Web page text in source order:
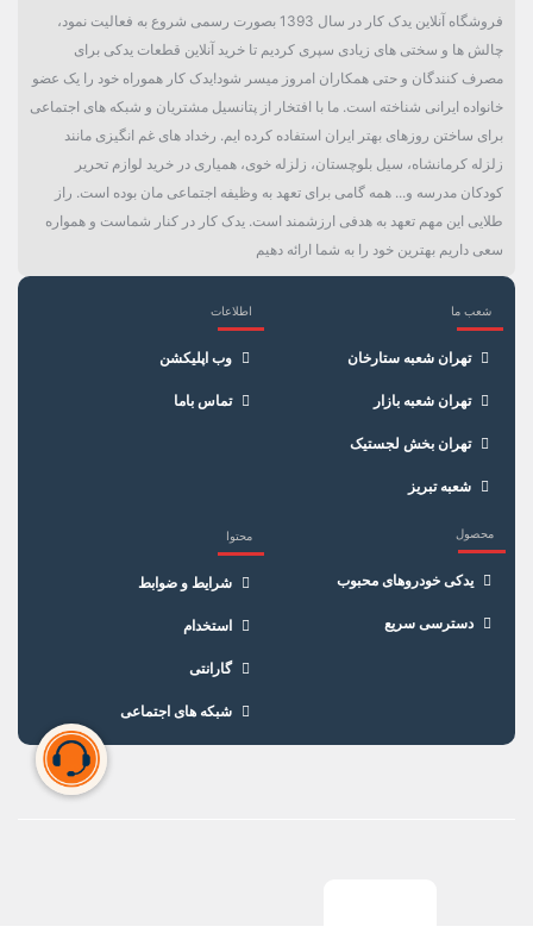
فروشگاه آنلاین یدک کار در سال 1393 بصورت رسمی شروع به فعالیت نمود،
چالش ها و سختی های زیادی سپری کردیم تا خرید آنلاین قطعات یدکی برای
مصرف کنندگان و حتی همکاران امروز میسر شود!یدک کار هموراه خود را یک عضو
خانواده ایرانی شناخته است. ما با افتخار از پتانسیل مشتریان و شبکه های اجتماعی
برای ساختن روزهای بهتر ایران استفاده کرده ایم. رخداد های غم انگیزی مانند
زلزله کرمانشاه، سیل بلوچستان، زلزله خوی، همیاری در خرید لوازم تحریر
کودکان مدرسه و... همه گامی برای تعهد به وظیفه اجتماعی مان بوده است. راز
طلایی این مهم تعهد به هدفی ارزشمند است. یدک کار در کنار شماست و همواره
سعی داریم بهترین خود را به شما ارائه دهیم
شعب ما
تهران شعبه ستارخان
تهران شعبه بازار
تهران بخش لجستیک
شعبه تبریز
اطلاعات
وب اپلیکشن
تماس باما
محصول
یدکی خودروهای محبوب
دسترسی سریع
محتوا
شرایط و ضوابط
استخدام
گارانتی
شبکه های اجتماعی